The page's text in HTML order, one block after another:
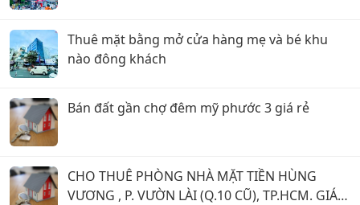
Thuê mặt bằng mở cửa hàng mẹ và bé khu
nào đông khách
Bán đất gần chợ đêm mỹ phước 3 giá rẻ
CHO THUÊ PHÒNG NHÀ MẶT TIỀN HÙNG
VƯƠNG , P. VƯỜN LÀI (Q.10 CŨ), TP.HCM. GIÁ 4